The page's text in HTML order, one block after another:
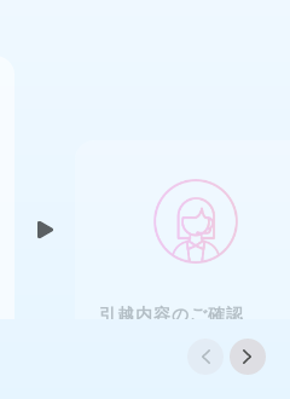
当日または翌日にアートか
らお電話いたします。今お
住まいの住所、引越先の住
所、引越日などの詳細をお
伺いします。